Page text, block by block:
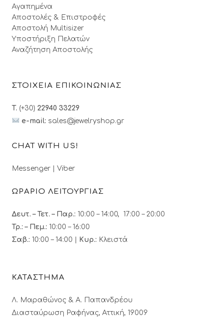
Αγαπημένα
Αποστολές & Επιστροφές
Αποστολή Multisizer
Υποστήριξη Πελατών
Αναζήτηση Αποστολής
ΣΤΟΙΧΕΙΑ ΕΠΙΚΟΙΝΩΝΙΑΣ
T. (+30) 22940 33229
e-mail: sales@jewelryshop.gr
CHAT WITH US!
Messenger Viber
ΩΡΑΡΙΟ ΛΕΙΤΟΥΡΓΙΑΣ
Δευτ. – Τετ. – Παρ.: 10:00 – 14:00, 17:00 – 20:00
Τρ.: – Πεμ.: 10:00 – 16:00
Σαβ.: 10:00 – 14:00 | Κυρ.: Κλειστά
ΚΑΤΑΣΤΗΜΑ
Λ. Μαραθώνος & A. Παπανδρέου
Διασταύρωση Ραφήνας, Αττική, 19009